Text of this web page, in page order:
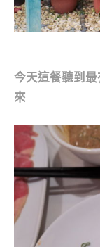
今天這餐聽到
來